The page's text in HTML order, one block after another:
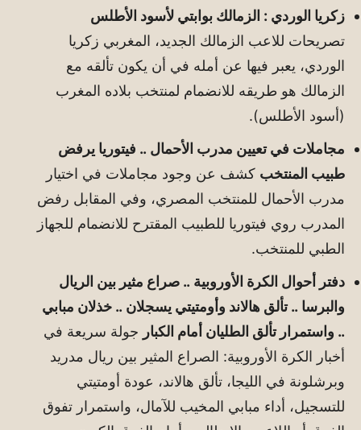
زكريا الوردي : الزمالك بوابتي لأسود الأطلس
تصريحات للاعب الزمالك الجديد، المغربي زكريا
الوردي، يعبر فيها عن أمله في أن يكون تألقه مع
الزمالك هو طريقه للانضمام لمنتخب بلاده المغرب
(أسود الأطلس).
مجاملات في تعيين مدرب الأحمال .. فيتوريا يرفض
طبيب المنتخب كشف عن وجود مجاملات في اختيار
مدرب الأحمال للمنتخب المصري، وفي المقابل رفض
المدرب روي فيتوريا للطبيب المقترح للانضمام للجهاز
الطبي للمنتخب.
دفتر أحوال الكرة الأوروبية .. صراع مثير بين الريال
والبرسا .. تألق هالاند وأومتيتي يسجلان .. خذلان مبابي
.. واستمرار تألق الطليان أمام الكبار جولة سريعة في
أخبار الكرة الأوروبية: الصراع المثير بين ريال مدريد
وبرشلونة في الليجا، تألق هالاند، عودة أومتيتي
للتسجيل، أداء مبابي المخيب للآمال، واستمرار تفوق